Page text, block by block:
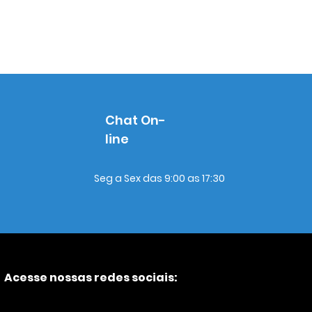
Chat On-
line
Seg a Sex das 9:00 as 17:30
Acesse nossas redes sociais: